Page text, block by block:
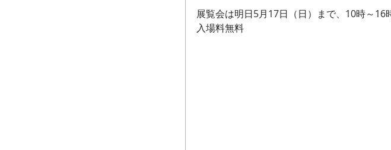
展覧会は明日5月17日（日）まで、10時～16
入場料無料